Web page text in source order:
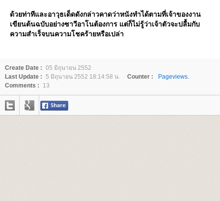
ด้วยท่าทีและอาวุธเด็ดดังกล่าวคาดว่าหนังทำได้ตามที่เจ้าของงาน
เขียนต้นฉบับอย่างซาวีอาโนต้องการ แต่ก็ไม่รู้ว่าเจ้าตัวจะปลื้มกับ
ความสำเร็จบนความโชคร้ายหรือเปล่า
Create Date : 05 มิถุนายน 2552
Last Update : 5 มิถุนายน 2552 18:14:58 น. Counter :
Pageviews.
Comments :
13